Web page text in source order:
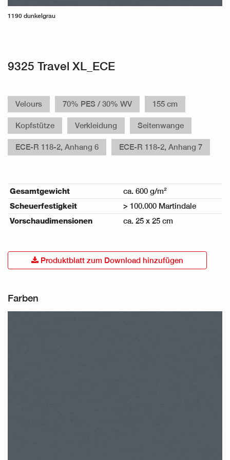
1190 dunkelgrau
9325 Travel XL_ECE
Velours 70% PES / 30% WV 155 cm
Kopfstütze Verkleidung Seitenwange
ECE-R 118-2, Anhang 6 ECE-R 118-2, Anhang 7
Gesamtgewicht
ca. 600 g/m²
Scheuerfestigkeit
> 100.000 Martindale
Vorschaudimensionen
ca. 25 x 25 cm
Produktblatt zum Download hinzufügen
Farben